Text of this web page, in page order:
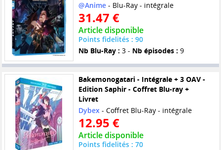
@Anime- Blu-Ray - intégrale
31.47 €
Article disponible
Points fidelités : 90
Nb Blu-Ray : 3 - Nb épisodes : 9
Bakemonogatari - Intégrale + 3 OAV -
Edition Saphir - Coffret Blu-ray +
Livret
Dybex- Coffret Blu-Ray - intégrale
12.95 €
Article disponible
Points fidelités : 70